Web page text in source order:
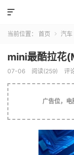

当前位置： 首页  汽车
mini最酷拉花
07-06 阅读(259) 评
广告位，电